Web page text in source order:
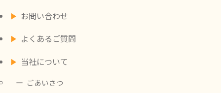
お問い合わせ
よくあるご質問
当社について
ごあいさつ